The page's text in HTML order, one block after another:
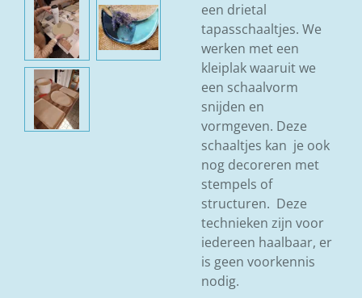
een drietal
tapasschaaltjes. We
werken met een
kleiplak waaruit we
een schaalvorm
snijden en
vormgeven. Deze
schaaltjes kan je ook
nog decoreren met
stempels of
structuren. Deze
technieken zijn voor
iedereen haalbaar, er
is geen voorkennis
nodig.